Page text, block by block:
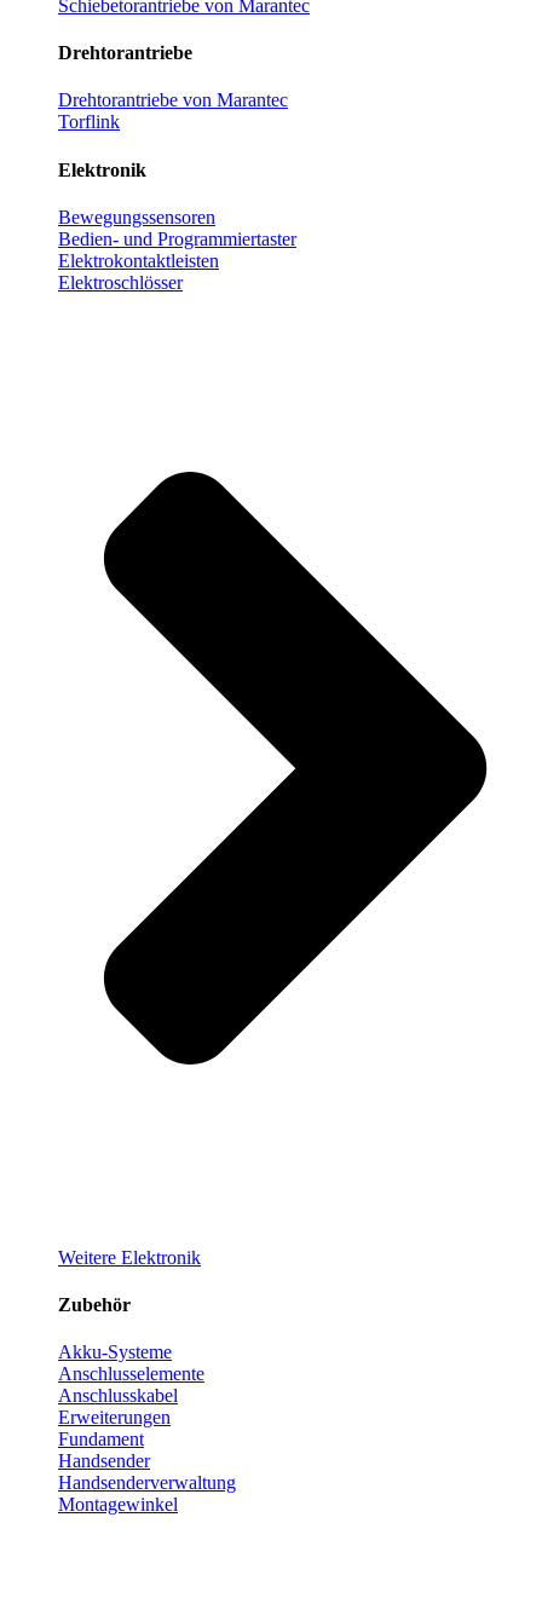
Schiebetorantriebe von Marantec
Drehtorantriebe
Drehtorantriebe von Marantec
Torflink
Elektronik
Bewegungssensoren
Bedien- und Programmiertaster
Elektrokontaktleisten
Elektroschlösser
Weitere Elektronik
Zubehör
Akku-Systeme
Anschlusselemente
Anschlusskabel
Erweiterungen
Fundament
Handsender
Handsenderverwaltung
Montagewinkel